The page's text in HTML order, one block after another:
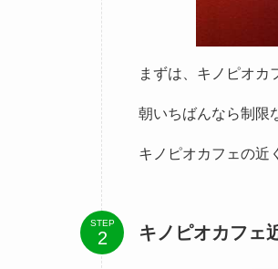
まずは、キノピオカ
朝いちばんなら制限
キノピオカフェの近
STEP キノピオカフェ